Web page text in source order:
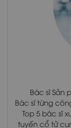
Bác sĩ Sản
Bác sĩ từng
Top 5 bác sĩ
tuyến cổ tử